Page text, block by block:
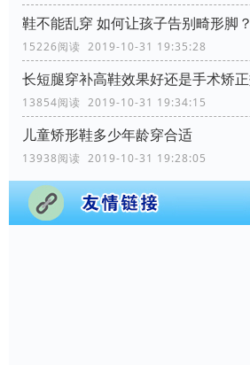
鞋不能乱穿 如何让孩子告别畸形脚？
15226阅读 2019-10-31 19:35:28
长短腿穿补高鞋效果好还是手术矫
13854阅读 2019-10-31 19:34:15
儿童矫形鞋多少年龄穿合适
13938阅读 2019-10-31 19:28:05